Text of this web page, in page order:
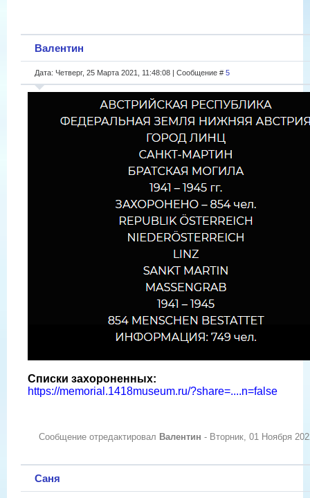
Валентин
Дата: Четверг, 25 Марта 2021, 11:48:08 | Сообщение # 5
Списки захороненных:
https://memorial.1418museum.ru/?share=....n=false
Сообщение отредактировал Валентин - Вторник, 01 Ноября
Саня